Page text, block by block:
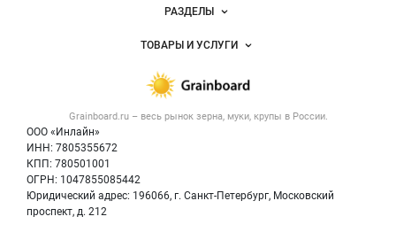
Grainboard.ru – весь рынок зерна, муки, крупы в России.
ООО «Инлайн»
ИНН: 7805355672
КПП: 780501001
ОГРН: 1047855085442
Юридический адрес: 196066, г. Санкт-Петербург, Московский
проспект, д. 212
Новости Grainboard.ru
Размещение рекламы
Публичная оферта
Контактная информация
Политика обработки персональных данных
РАЗДЕЛЫ
Объявления
Новости рынка
ТОВАРЫ И УСЛУГИ
Крупы
Мука